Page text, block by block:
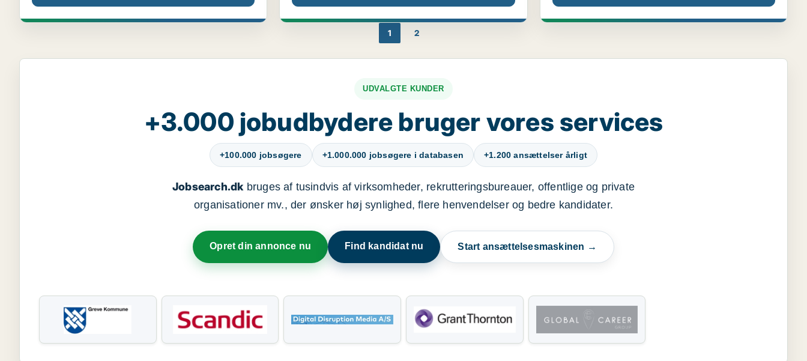
1 2
UDVALGTE KUNDER
+3.000 jobudbydere bruger vores services
+100.000 jobsøgere +1.000.000 jobsøgere i databasen +1.200 ansættelser årligt
Jobsearch.dkbruges af tusindvis af virksomheder, rekrutteringsbureauer, offentlige og private
organisationer mv., der ønsker høj synlighed, flere henvendelser og bedre kandidater.
Opret din annonce nu Find kandidat nu Start ansættelsesmaskinen →